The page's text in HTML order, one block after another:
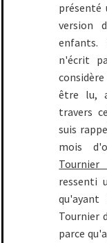
présenté
version
enfants.
n'écrit
être lu,
travers
suis
mois
ressenti
Tournier
parce